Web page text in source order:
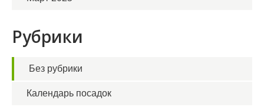
Рубрики
Без рубрики
Календарь посадок